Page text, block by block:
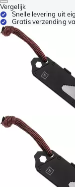
Vergelijk
Snelle levering uit
Gratis verzending